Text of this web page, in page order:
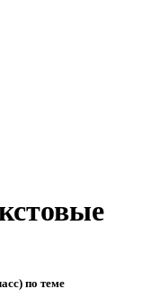
по теме